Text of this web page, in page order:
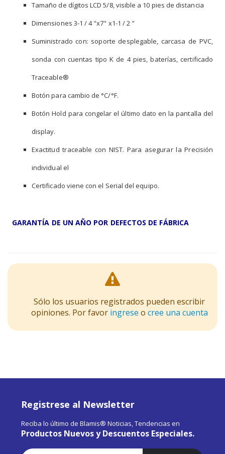
Tamaño de dígitos LCD 5/8, visible a 10 pies de distancia
Dimensiones 3-1 / 4 "x7" x1-1 / 2 "
Suministrado con: soporte desplegable, carcasa de PVC,
sonda con cuentas tipo K de 4 pies, baterías, certificado
Traceable®
Botón para cambio de °C/°F.
Botón Hold para congelar el último dato en la pantalla del
display.
Exactitud traceable con NIST. Para asegurar la Precisión
individual el
Certificado viene con el Serial del equipo.
GARANTÍA DE UN AÑO POR DEFECTOS DE FÁBRICA
Sólo los usuarios registrados pueden escribir
opiniones. Por favor ingrese o cree una cuenta
Registrese al Newsletter
Reciba lo último de Blamis® Noticias, Tendencias en
Productos Nuevos y Descuentos Especiales.